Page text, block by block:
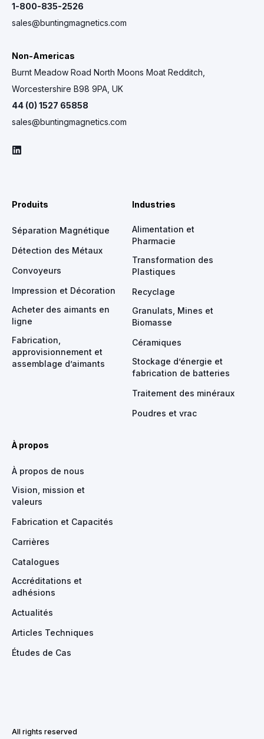
1-800-835-2526
sales@buntingmagnetics.com
Non-Americas
Burnt Meadow Road North Moons Moat Redditch,
Worcestershire B98 9PA, UK
44 (0) 1527 65858
sales@buntingmagnetics.com
Produits
Séparation Magnétique
Détection des Métaux
Convoyeurs
Impression et Décoration
Acheter des aimants en
ligne
Fabrication,
approvisionnement et
assemblage d’aimants
Industries
Alimentation et
Pharmacie
Transformation des
Plastiques
Recyclage
Granulats, Mines et
Biomasse
Céramiques
Stockage d’énergie et
fabrication de batteries
Traitement des minéraux
Poudres et vrac
À propos
À propos de nous
Vision, mission et
valeurs
Fabrication et Capacités
Carrières
Catalogues
Accréditations et
adhésions
Actualités
Articles Techniques
Études de Cas
All rights reserved